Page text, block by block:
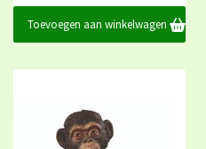
Toevoegen aan winkelwagen